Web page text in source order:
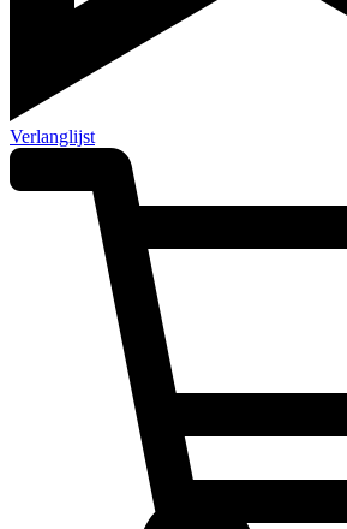
Verlanglijst